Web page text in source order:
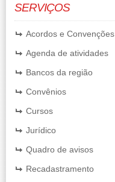
SERVIÇOS
Acordos e Convenções
Agenda de atividades
Bancos da região
Convênios
Cursos
Jurídico
Quadro de avisos
Recadastramento